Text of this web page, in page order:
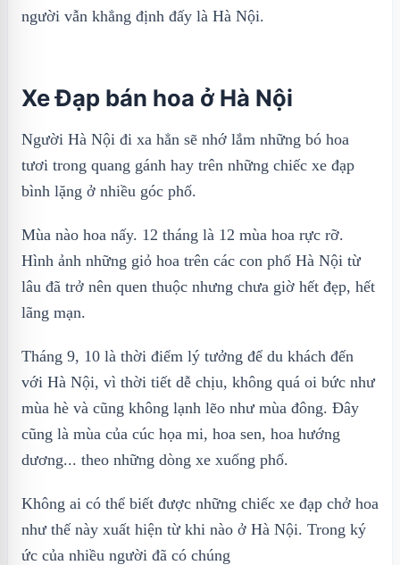
người vẫn khẳng định đấy là Hà Nội.
Xe Đạp bán hoa ở Hà Nội
Người Hà Nội đi xa hẳn sẽ nhớ lắm những bó hoa
tươi trong quang gánh hay trên những chiếc xe đạp
bình lặng ở nhiều góc phố.
Mùa nào hoa nấy. 12 tháng là 12 mùa hoa rực rỡ.
Hình ảnh những giỏ hoa trên các con phố Hà Nội từ
lâu đã trở nên quen thuộc nhưng chưa giờ hết đẹp, hết
lãng mạn.
Tháng 9, 10 là thời điểm lý tưởng để du khách đến
với Hà Nội, vì thời tiết dễ chịu, không quá oi bức như
mùa hè và cũng không lạnh lẽo như mùa đông. Đây
cũng là mùa của cúc họa mi, hoa sen, hoa hướng
dương... theo những dòng xe xuống phố.
Không ai có thể biết được những chiếc xe đạp chở hoa
như thế này xuất hiện từ khi nào ở Hà Nội. Trong ký
ức của nhiều người đã có chúng